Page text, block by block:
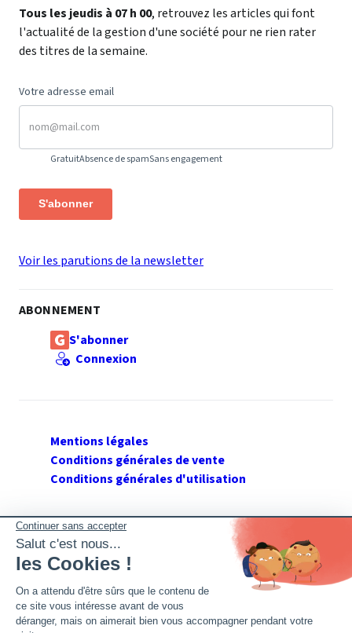
Tous les jeudis à 07 h 00, retrouvez les articles qui font
l'actualité de la gestion d'une société pour ne rien rater
des titres de la semaine.
Votre adresse email
GratuitAbsence de spamSans engagement
S'abonner
Voir les parutions de la newsletter
ABONNEMENT
S'abonner
Connexion
Mentions légales
Conditions générales de vente
Conditions générales d'utilisation
SUIVEZ GERANT DE SARL
Twitter